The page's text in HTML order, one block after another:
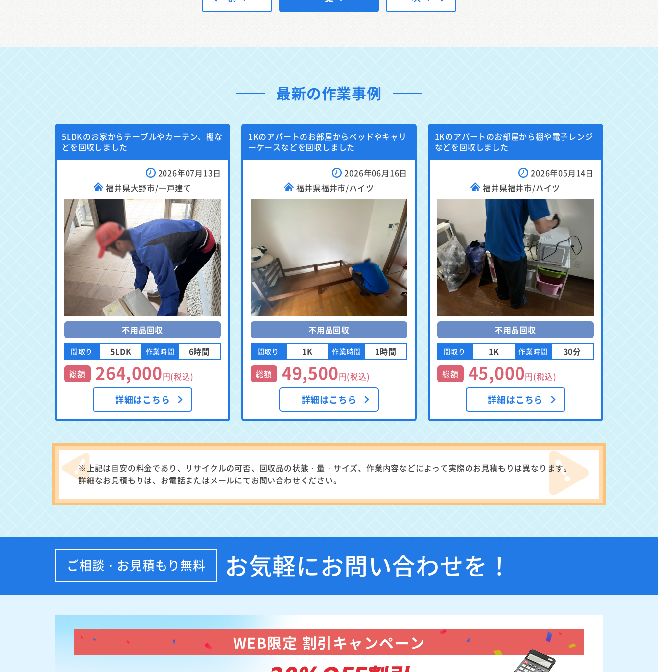
最新の作業事例
5LDKのお家からテーブルやカーテン、棚な
どを回収しました
2026年07月13日
福井県大野市/一戸建て
不用品回収
間取り 5LDK 作業時間
6時間
総額
264,000円(税込)
詳細はこちら
1Kのアパートのお部屋からベッドやキャリ
ーケースなどを回収しました
2026年06月16日
福井県福井市/ハイツ
不用品回収
間取り 1K 作業時間
1時間
総額
49,500円(税込)
詳細はこちら
1Kのアパートのお部屋から棚や電子レンジ
などを回収しました
2026年05月14日
福井県福井市/ハイツ
不用品回収
間取り 1K 作業時間
30分
総額
45,000円(税込)
詳細はこちら
※上記は目安の料金であり、リサイクルの可否、回収品の状態・量・サイズ、作業内容などによって実際のお見積もりは異なります。
詳細なお見積もりは、お電話またはメールにてお問い合わせください。
ご相談・お見積もり無料 お気軽にお問い合わせを！
WEB限定 割引キャンペーン